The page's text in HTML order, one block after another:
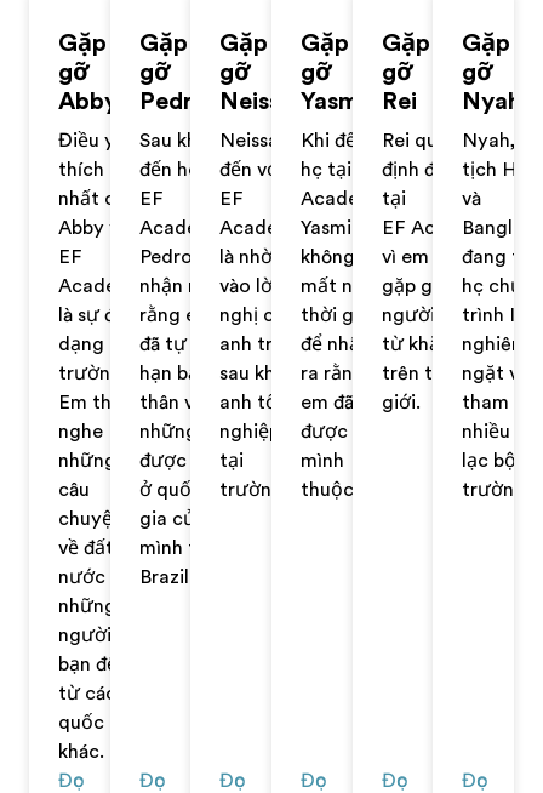
Gặp
gỡ
Abby
Điều yêu
thích
nhất của
Abby về
EF
Academy
là sự đa
dạng của
trường.
Em thích
nghe
những
câu
chuyện
về đất
nước của
những
người
bạn đến
từ các
quốc gia
khác.
Đọc
Gặp
gỡ
Pedro
Sau khi
đến học tại
EF
Academy,
Pedro
nhận ra
rằng em
đã tự giới
hạn bản
thân với
những gì
được dạy
ở quốc
gia của
mình tại
Brazil.
Đọc
Gặp
gỡ
Neissa
Neissa
đến với
EF
Academy
là nhờ
vào lời đề
nghị của
anh trai
sau khi
anh tốt
nghiệp
tại
trường.
Đọc
Gặp
gỡ
Yasmin
Khi đến
học tại EF
Academy,
Yasmin
không
mất nhiều
thời gian
để nhận
ra rằng
em đã tìm
được nơi
mình
thuộc về.
Đọc
Gặp
gỡ
Rei
Rei quyết
định đến học
tại
EF Academy
vì em muốn
gặp gỡ mọi
người đến
từ khắp nơi
trên thế
giới.
Đọc
Gặp
gỡ
Nyah
Nyah,
tịch
và
đang
học
trình IB
nghiêm
ngặt và
tham gia
nhiều
lạc bộ
trường.
Đọc